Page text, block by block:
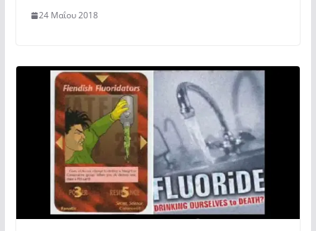
24 Μαΐου 2018